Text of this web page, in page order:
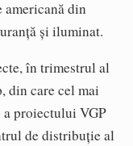
americană din
și iluminat.
în trimestrul al
din care cel mai
a proiectului VGP
de distribuție al